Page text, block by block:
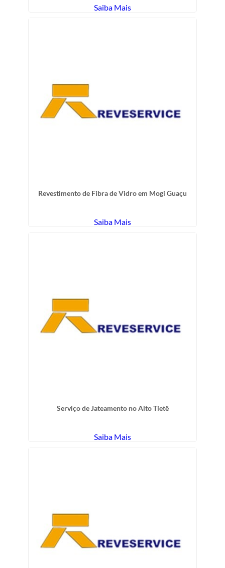
Saiba Mais
Revestimento de Fibra de Vidro em Mogi Guaçu
Saiba Mais
Serviço de Jateamento no Alto Tietê
Saiba Mais